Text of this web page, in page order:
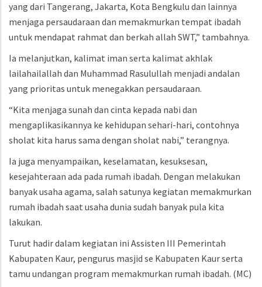
yang dari Tangerang, Jakarta, Kota Bengkulu dan lainnya
menjaga persaudaraan dan memakmurkan tempat ibadah
untuk mendapat rahmat dan berkah allah SWT,” tambahnya.
Ia melanjutkan, kalimat iman serta kalimat akhlak
lailahailallah dan Muhammad Rasulullah menjadi andalan
yang prioritas untuk menegakkan persaudaraan.
“Kita menjaga sunah dan cinta kepada nabi dan
mengaplikasikannya ke kehidupan sehari-hari, contohnya
sholat kita harus sama dengan sholat nabi,” terangnya.
Ia juga menyampaikan, keselamatan, kesuksesan,
kesejahteraan ada pada rumah ibadah. Dengan melakukan
banyak usaha agama, salah satunya kegiatan memakmurkan
rumah ibadah saat usaha dunia sudah banyak pula kita
lakukan.
Turut hadir dalam kegiatan ini Assisten III Pemerintah
Kabupaten Kaur, pengurus masjid se Kabupaten Kaur serta
tamu undangan program memakmurkan rumah ibadah. (MC)